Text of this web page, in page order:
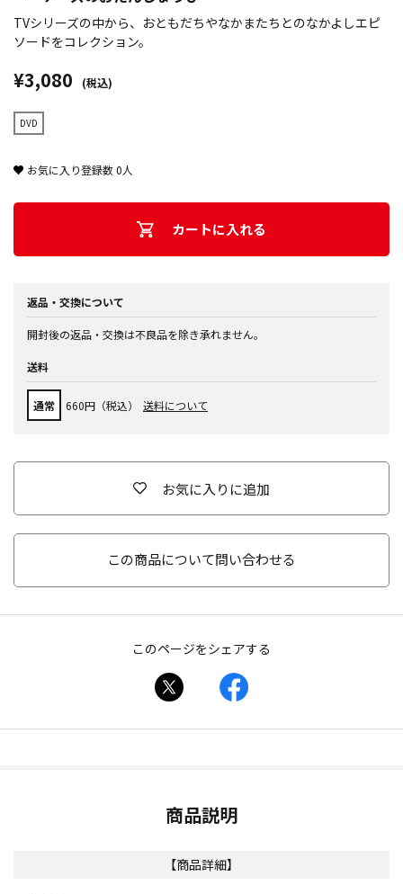
TVシリーズの中から、おともだちやなかまたちとのなかよしエピ
ソードをコレクション。
¥3,080 (税込)
DVD
お気に入り登録数0人
カートに入れる
返品・交換について
開封後の返品・交換は不良品を除き承れません。
送料
通常 660円（税込） 送料について
お気に入りに追加
この商品について問い合わせる
このページをシェアする
商品説明
【商品詳細】